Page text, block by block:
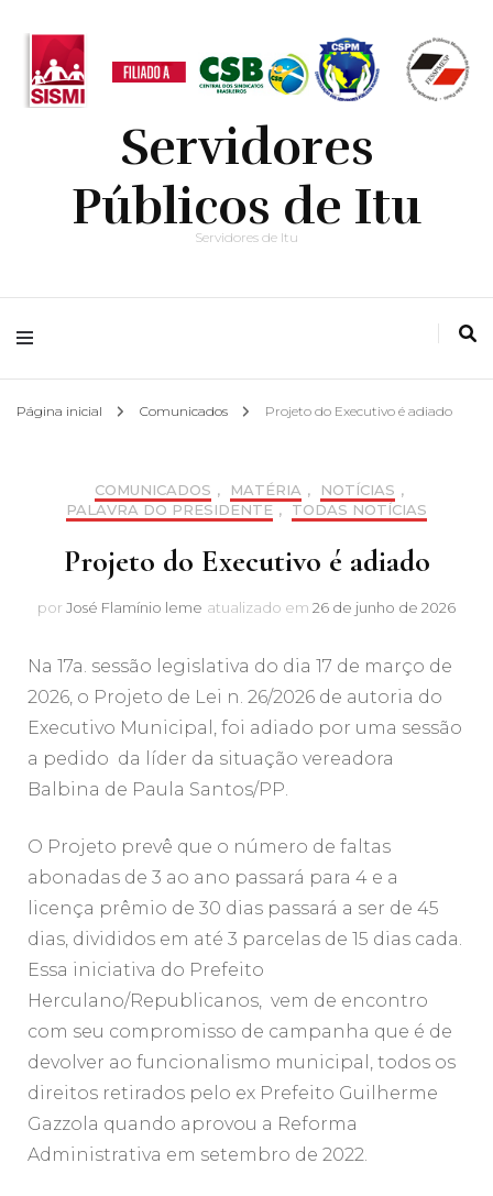
Servidores
Públicos de Itu
Servidores de Itu
Página inicial Comunicados Projeto do Executivo é adiado
COMUNICADOS , MATÉRIA , NOTÍCIAS ,
PALAVRA DO PRESIDENTE , TODAS NOTÍCIAS
Projeto do Executivo é adiado
por José Flamínio leme atualizado em 26 de junho de 2026
Na 17a. sessão legislativa do dia 17 de março de
2026, o Projeto de Lei n. 26/2026 de autoria do
Executivo Municipal, foi adiado por uma sessão
a pedido da líder da situação vereadora
Balbina de Paula Santos/PP.
O Projeto prevê que o número de faltas
abonadas de 3 ao ano passará para 4 e a
licença prêmio de 30 dias passará a ser de 45
dias, divididos em até 3 parcelas de 15 dias cada.
Essa iniciativa do Prefeito
Herculano/Republicanos, vem de encontro
com seu compromisso de campanha que é de
devolver ao funcionalismo municipal, todos os
direitos retirados pelo ex Prefeito Guilherme
Gazzola quando aprovou a Reforma
Administrativa em setembro de 2022.